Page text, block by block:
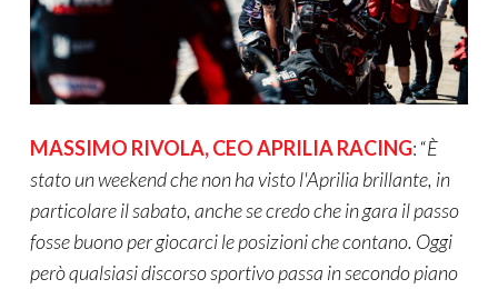
MASSIMO RIVOLA, CEO APRILIA RACING: “È
stato un weekend che non ha visto l'Aprilia brillante, in
particolare il sabato, anche se credo che in gara il passo
fosse buono per giocarci le posizioni che contano. Oggi
però qualsiasi discorso sportivo passa in secondo piano